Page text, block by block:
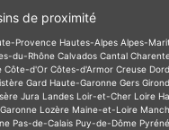
de proximité
Provence Hautes-Alpes Alpes-
du-Rhône Calvados Cantal
Côte-d'Or Côtes-d'Armor Creuse
Gard Haute-Garonne Gers
Jura Landes Loir-et-Cher Loire
Lozère Maine-et-Loire
Pas-de-Calais Puy-de-Dôme